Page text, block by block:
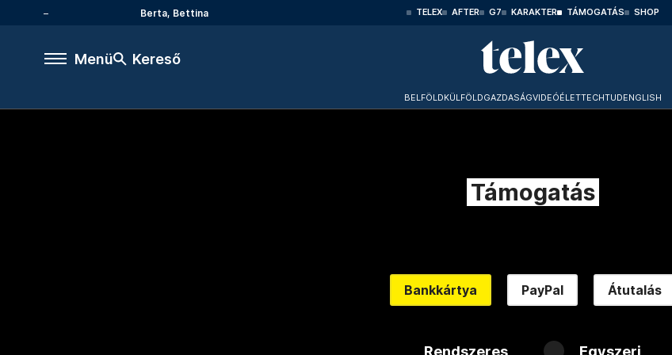
Berta, Bettina TELEX AFTER G7 KARAKTER TÁMOGATÁS SHOP
Menü Kereső
BELFÖLDKÜLFÖLDGAZDASÁGVIDEÓÉLETTECHTUDENGLISH
Támogatás
Bankkártya PayPal Átutalás
Rendszeres Egyszeri